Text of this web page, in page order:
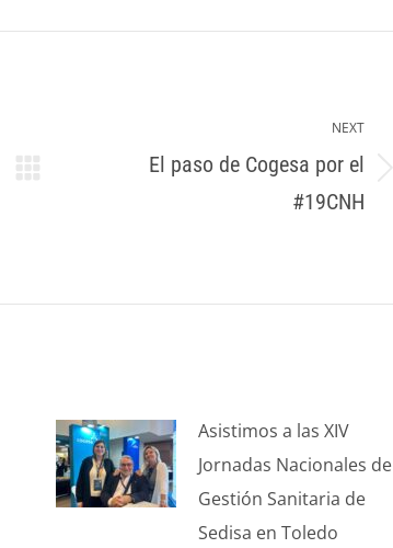
NEXT
El paso de Cogesa por el
#19CNH
Asistimos a las XIV
Jornadas Nacionales de
Gestión Sanitaria de
Sedisa en Toledo